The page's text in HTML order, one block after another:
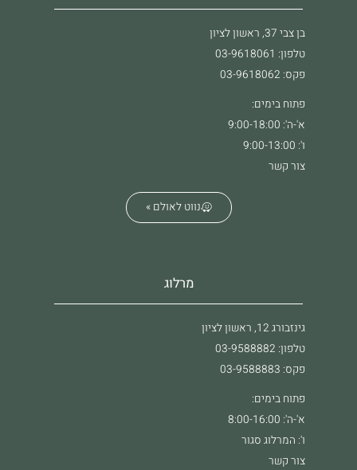
בן צבי 37, ראשון לציון
טלפון: 03-9618061
פקס: 03-9618062
פתוח בימים:
א'-ה': 9:00-18:00
ו': 9:00-13:00
צור קשר
נווט לאולם »
מרלוג
גינזבורג 12, ראשון לציון
טלפון: 03-9588882
פקס: 03-9588883
פתוח בימים:
א'-ה': 8:00-16:00
ו': המרלוג סגור
צור קשר